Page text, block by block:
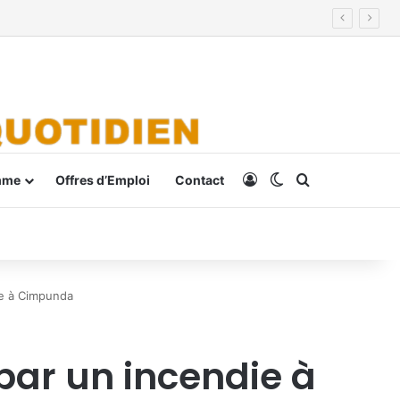
Offres d’Emploi Contact ConnexionSwitch skin
à Cimpunda
un incendie à